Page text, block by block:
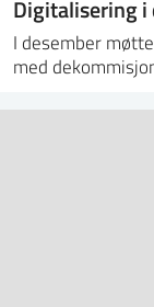
Digitalisering
I desember
med